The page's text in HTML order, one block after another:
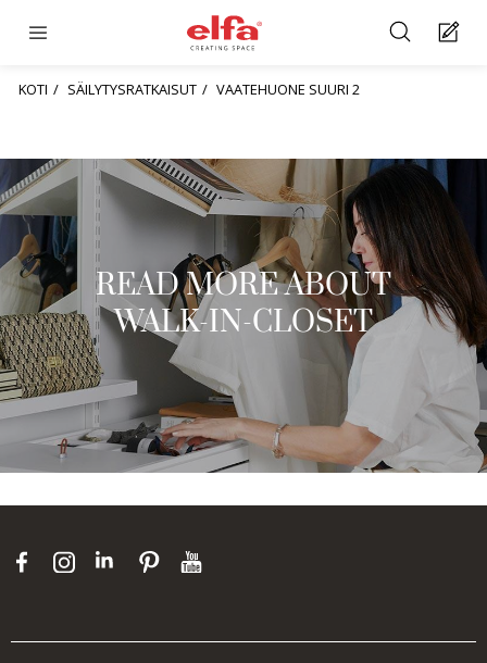
KOTI SÄILYTYSRATKAISUT VAATEHUONE SUURI 2
READ MORE ABOUT
WALK-IN-CLOSET